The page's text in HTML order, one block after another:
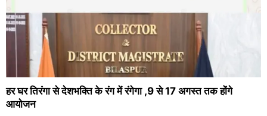
हर घर तिरंगा से देशभक्ति के रंग में रंगेगा ,9 से 17 अगस्त तक होंगे
आयोजन